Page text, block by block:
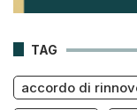
TAG
accordo di